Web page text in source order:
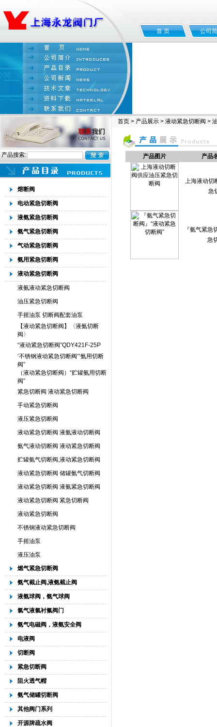
首 页 公司
产品搜索:
熔断阀
电动紧急切断阀
液氨紧急切断阀
氨气紧急切断阀
气动紧急切断阀
氨用紧急切断阀
液动紧急切断阀
液氨液动紧急切断阀
油压紧急切断阀
手摇油泵 切断阀配套油泵
【液动紧急切断阀】〈液氨切断
阀〉
“液动紧急切断阀”QDY421F-25P
‘不锈钢液动紧急切断阀’“氨用切断
阀”
（液动紧急切断阀）“贮罐氨用切断
阀”
紧急切断阀 液动紧急切断阀
手动紧急切断阀
液压紧急切断阀
液动紧急切断阀 液氨液动切断阀
氨气液动切断阀 液动紧急切断阀
贮罐氨气切断阀,液动紧急切断阀
液动紧急切断阀 储罐氨气切断阀
液动紧急切断阀 液氨紧急切断阀
液动紧急切断阀 紧急切断阀
液动紧急切断阀
不锈钢液动紧急切断阀
手摇油泵
液压油泵
燃气紧急切断阀
氨气截止阀,液氨截止阀
液氨球阀，氨气球阀
氯气液氯衬氟阀门
氨气电磁阀，液氨安全阀
电液阀
切断阀
紧急切断阀
阻火透气帽
氨气储罐切断阀
其他阀门系列
开源牌疏水阀
首页 > 产品展示 > 液动紧急切断阀 >
产品图片 产品
上海液动切
急
『氨气紧急
急